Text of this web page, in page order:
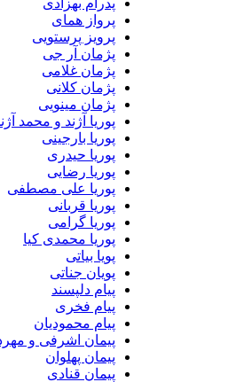
پرواز همای
پرویز پرستویی
پژمان آر جی
پژمان غلامی
پژمان کلانی
پژمان مینویی
پوریا آژند و محمد آژند
پوریا بارجینی
پوریا حیدری
پوریا رضایی
پوریا علی مصطفی
پوریا قربانی
پوریا گرامی
پوریا محمدی کیا
پویا بیاتی
پویان جناتی
پیام دلپسند
پیام فخری
پیام محمودیان
پیمان اشرفی و مهرداد قیمنی
پیمان پهلوان
پیمان قنادی